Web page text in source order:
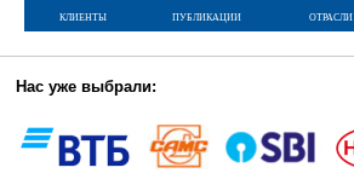
клиенты
публикации отрасли
Нас уже выбрали: